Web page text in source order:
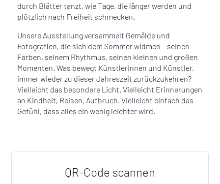
durch Blätter tanzt, wie Tage, die länger werden und
plötzlich nach Freiheit schmecken.
Unsere Ausstellung versammelt Gemälde und
Fotografien, die sich dem Sommer widmen – seinen
Farben, seinem Rhythmus, seinen kleinen und großen
Momenten. Was bewegt Künstlerinnen und Künstler,
immer wieder zu dieser Jahreszeit zurückzukehren?
Vielleicht das besondere Licht. Vielleicht Erinnerungen
an Kindheit, Reisen, Aufbruch. Vielleicht einfach das
Gefühl, dass alles ein wenig leichter wird.
QR-Code scannen